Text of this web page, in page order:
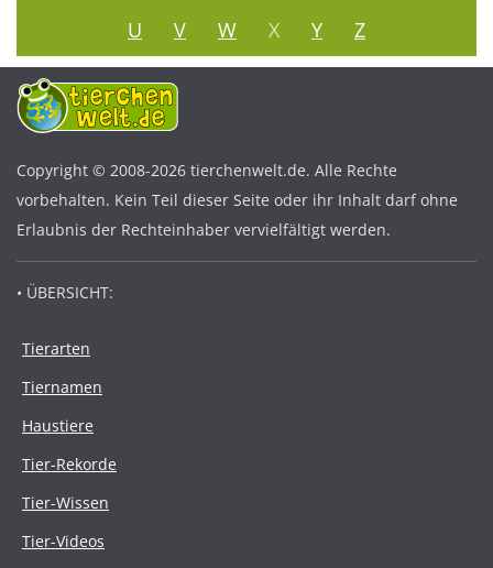
U
V W X Y Z
Copyright © 2008-2026 tierchenwelt.de. Alle Rechte
vorbehalten. Kein Teil dieser Seite oder ihr Inhalt darf ohne
Erlaubnis der Rechteinhaber vervielfältigt werden.
• ÜBERSICHT:
Tierarten
Tiernamen
Haustiere
Tier-Rekorde
Tier-Wissen
Tier-Videos